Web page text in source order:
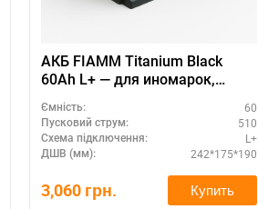
АКБ FIAMM Titanium Black
60Ah L+ — для иномарок,
Ємність: 60
Пусковий струм: 510
Схема підключення: L+
ДШВ (мм): 242*175*190
3,060 грн. Купить